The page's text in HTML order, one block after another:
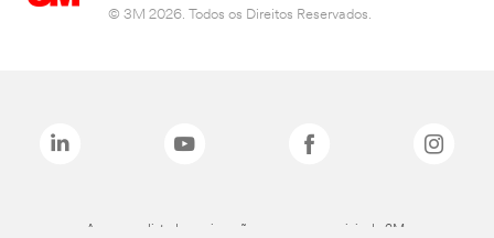
© 3M 2026. Todos os Direitos Reservados.
As marcas listadas a cima são marcas comerciais da 3M.